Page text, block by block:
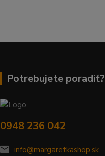
Potrebujete poradiť?
0948 236 042
info@margaretkashop.sk